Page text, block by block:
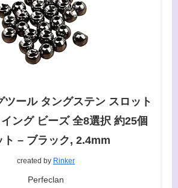
ツール タングステン スロット
ング ビーズ 全8選択 約25個
ト – ブラック, 2.4mm
created by Rinker
Perfeclan